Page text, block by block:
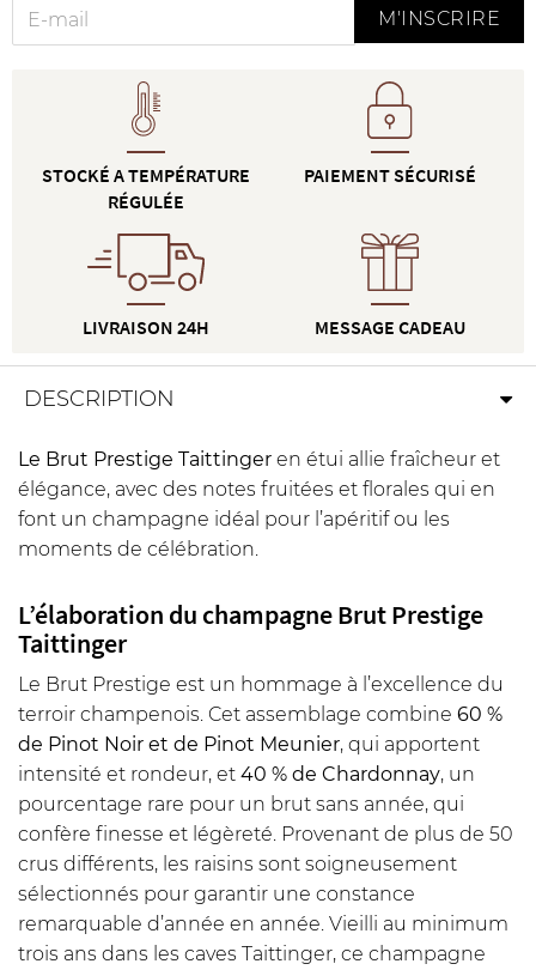
M'INSCRIRE
STOCKÉ A TEMPÉRATURE
RÉGULÉE
LIVRAISON 24H
PAIEMENT SÉCURISÉ
MESSAGE CADEAU
DESCRIPTION
Le Brut Prestige Taittinger en étui allie fraîcheur et
élégance, avec des notes fruitées et florales qui en
font un champagne idéal pour l’apéritif ou les
moments de célébration.
L’élaboration du champagne Brut Prestige
Taittinger
Le Brut Prestige est un hommage à l’excellence du
terroir champenois. Cet assemblage combine 60 %
de Pinot Noir et de Pinot Meunier, qui apportent
intensité et rondeur, et 40 % de Chardonnay, un
pourcentage rare pour un brut sans année, qui
confère finesse et légèreté. Provenant de plus de 50
crus différents, les raisins sont soigneusement
sélectionnés pour garantir une constance
remarquable d’année en année. Vieilli au minimum
trois ans dans les caves Taittinger, ce champagne